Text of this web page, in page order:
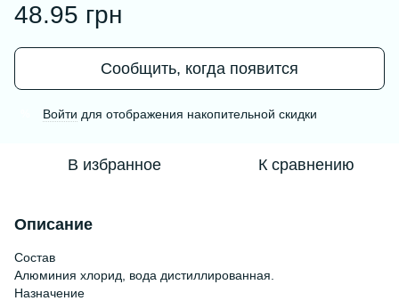
48.95 грн
Сообщить, когда появится
Войти для отображения накопительной скидки
В избранное К сравнению
Описание
Состав
Алюминия хлорид, вода дистиллированная.
Назначение